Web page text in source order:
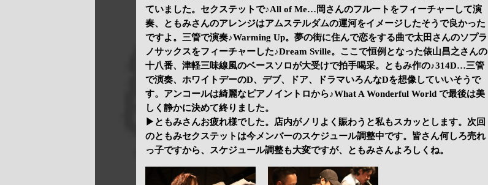
ていました。セクステットで♪All of Me…岡さんのフルートをフィーチャーして演
奏、ともみさんのアレンジはアムステルダムの運河をイメージしたそうで良かった
ですよ。三管で演奏♪Warming Up。夢の街に住んで恋をする曲で太田さんのソプラ
ノサックスをフィーチャーした♪Dream Sville。ここで恒例となった俵山昌之さんの
十八番、津軽三味線風のベースソロが大受けで拍手喝采。ともみ作の♪314D…三管
で演奏、ホワイトデーのD、デブ、ドア、ドラマいろんなDを想像していいそうで
す。アンコールは綺麗なピアノイントロから♪What A Wonderful World で最後は美
しく静かに決めて終りました。
▶ともみさんお疲れ様でした。店内がノリよく賑わうと私もスカッとします。次回
のともみセクステットは今メンバーのスケジュール調整中です。皆さん何しろ売れ
っ子ですから、スケジュール調整も大変ですが、ともみさんよろしくね。